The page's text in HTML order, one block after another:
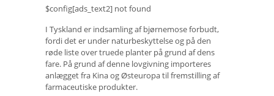
$config[ads_text2] not found
I Tyskland er indsamling af bjørnemose forbudt,
fordi det er under naturbeskyttelse og på den
røde liste over truede planter på grund af dens
fare. På grund af denne lovgivning importeres
anlægget fra Kina og Østeuropa til fremstilling af
farmaceutiske produkter.